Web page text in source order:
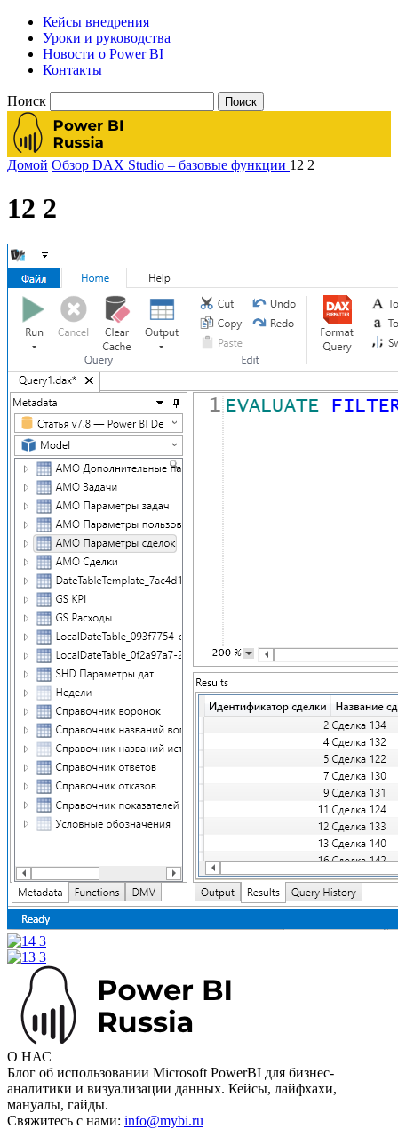
Кейсы внедрения
Уроки и руководства
Новости о Power BI
Контакты
Поиск
Домой Обзор DAX Studio – базовые функции 12 2
12 2
О НАС
Блог об использовании Microsoft PowerBI для бизнес-
аналитики и визуализации данных. Кейсы, лайфхахи,
мануалы, гайды.
Свяжитесь с нами: info@mybi.ru